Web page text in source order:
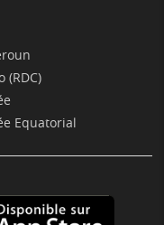
(RDC)
Equatorial